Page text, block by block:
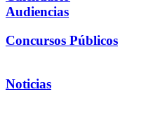
Audiencias
Concursos Públicos
Noticias